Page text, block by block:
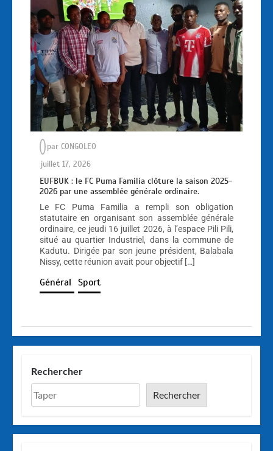
par CONGOLEO
juillet 17, 2026
EUFBUK : le FC Puma Familia clôture la saison 2025-
2026 par une assemblée générale ordinaire.
Le FC Puma Familia a rempli son obligation
statutaire en organisant son assemblée générale
ordinaire, ce jeudi 16 juillet 2026, à l’espace Pili Pili,
situé au quartier Industriel, dans la commune de
Kadutu. Dirigée par son jeune président, Balabala
Nissy, cette réunion avait pour objectif […]
Général Sport
Rechercher
Rechercher